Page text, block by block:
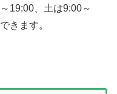
19:00、土は9:00～
きます。